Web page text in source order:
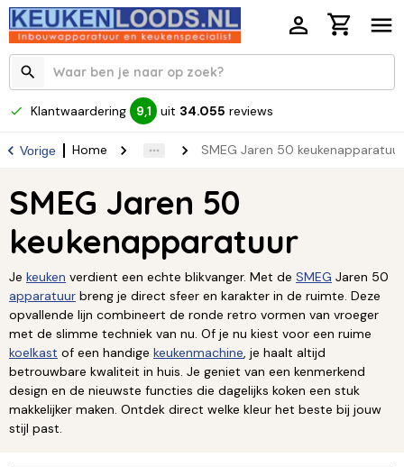
Klantwaardering 9,1 uit 34.055 reviews
Vorige Home SMEG Jaren 50 keukenapparatuur
SMEG Jaren 50
keukenapparatuur
Je keuken verdient een echte blikvanger. Met de SMEG Jaren 50
apparatuur breng je direct sfeer en karakter in de ruimte. Deze
opvallende lijn combineert de ronde retro vormen van vroeger
met de slimme techniek van nu. Of je nu kiest voor een ruime
koelkast of een handige keukenmachine, je haalt altijd
betrouwbare kwaliteit in huis. Je geniet van een kenmerkend
design en de nieuwste functies die dagelijks koken een stuk
makkelijker maken. Ontdek direct welke kleur het beste bij jouw
stijl past.